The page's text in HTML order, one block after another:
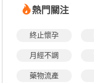
熱門關注
終止懷孕
月經不調
藥物流產